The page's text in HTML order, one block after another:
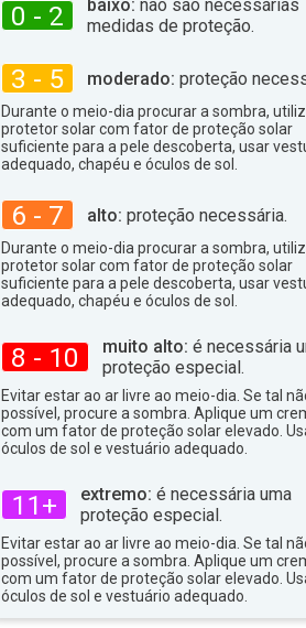
0 - 2 baixo: não são necessárias
medidas de proteção.
3 - 5 moderado: proteção
Durante o meio-dia procurar a sombra,
protetor solar com fator de proteção solar
suficiente para a pele descoberta, usar
adequado, chapéu e óculos de sol.
6 - 7 alto: proteção necessária.
Durante o meio-dia procurar a sombra,
protetor solar com fator de proteção solar
suficiente para a pele descoberta, usar
adequado, chapéu e óculos de sol.
8 - 10 muito alto: é necessária
proteção especial.
Evitar estar ao ar livre ao meio-dia. Se tal
possível, procure a sombra. Aplique um
com um fator de proteção solar elevado.
óculos de sol e vestuário adequado.
11+ extremo: é necessária uma
proteção especial.
Evitar estar ao ar livre ao meio-dia. Se tal
possível, procure a sombra. Aplique um
com um fator de proteção solar elevado.
óculos de sol e vestuário adequado.